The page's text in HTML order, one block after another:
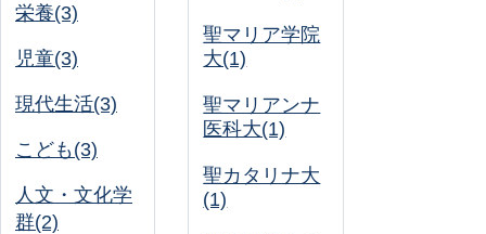
栄養(3)
児童(3)
現代生活(3)
こども(3)
人文・文化学
群(2)
聖マリア学院
大(1)
聖マリアンナ
医科大(1)
聖カタリナ大
(1)